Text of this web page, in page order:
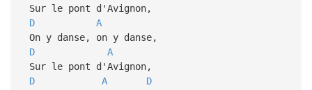
Sur le pont d'Avignon,
D
A
On y danse, on y danse,
D
A
Sur le pont d'Avignon,
D
A
D